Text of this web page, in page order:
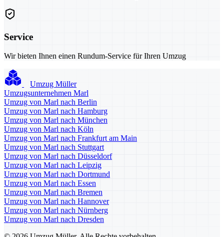
Service
Wir bieten Ihnen einen Rundum-Service für Ihren Umzug
Umzug Müller
Umzugsunternehmen Marl
Umzug von Marl nach Berlin
Umzug von Marl nach Hamburg
Umzug von Marl nach München
Umzug von Marl nach Köln
Umzug von Marl nach Frankfurt am Main
Umzug von Marl nach Stuttgart
Umzug von Marl nach Düsseldorf
Umzug von Marl nach Leipzig
Umzug von Marl nach Dortmund
Umzug von Marl nach Essen
Umzug von Marl nach Bremen
Umzug von Marl nach Hannover
Umzug von Marl nach Nürnberg
Umzug von Marl nach Dresden